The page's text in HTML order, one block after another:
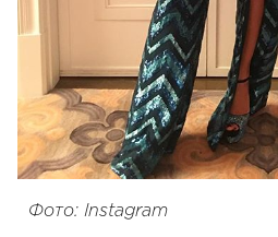
Фото: Instagram